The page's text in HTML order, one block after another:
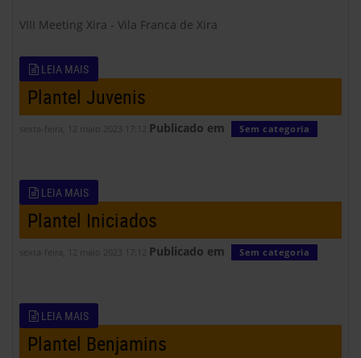
VIII Meeting Xira - Vila Franca de Xira
LEIA MAIS
Plantel Juvenis
sexta-feira, 12 maio 2023 17:12 Publicado em Sem categoria
LEIA MAIS
Plantel Iniciados
sexta-feira, 12 maio 2023 17:12 Publicado em Sem categoria
LEIA MAIS
Plantel Benjamins